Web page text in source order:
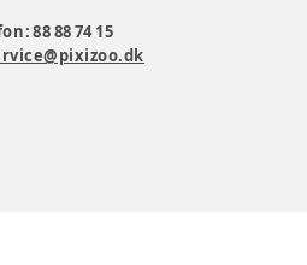
88 88 74 15